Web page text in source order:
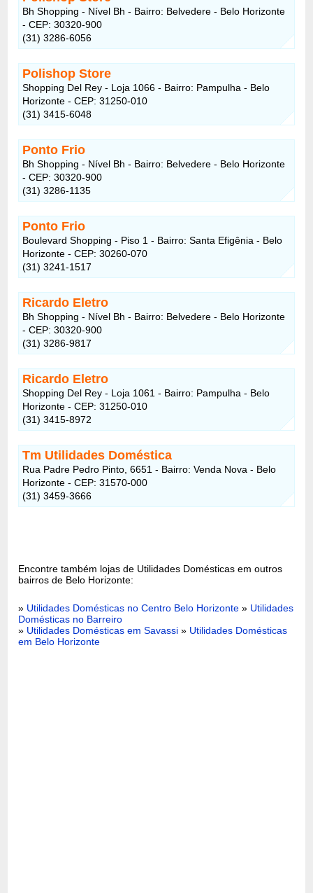
Bh Shopping - Nível Bh - Bairro: Belvedere - Belo Horizonte
- CEP: 30320-900
(31) 3286-6056
Polishop Store
Shopping Del Rey - Loja 1066 - Bairro: Pampulha - Belo
Horizonte - CEP: 31250-010
(31) 3415-6048
Ponto Frio
Bh Shopping - Nível Bh - Bairro: Belvedere - Belo Horizonte
- CEP: 30320-900
(31) 3286-1135
Ponto Frio
Boulevard Shopping - Piso 1 - Bairro: Santa Efigênia - Belo
Horizonte - CEP: 30260-070
(31) 3241-1517
Ricardo Eletro
Bh Shopping - Nível Bh - Bairro: Belvedere - Belo Horizonte
- CEP: 30320-900
(31) 3286-9817
Ricardo Eletro
Shopping Del Rey - Loja 1061 - Bairro: Pampulha - Belo
Horizonte - CEP: 31250-010
(31) 3415-8972
Tm Utilidades Doméstica
Rua Padre Pedro Pinto, 6651 - Bairro: Venda Nova - Belo
Horizonte - CEP: 31570-000
(31) 3459-3666
Encontre também lojas de Utilidades Domésticas em outros
bairros de Belo Horizonte:
» Utilidades Domésticas no Centro Belo Horizonte » Utilidades
Domésticas no Barreiro
» Utilidades Domésticas em Savassi » Utilidades Domésticas
em Belo Horizonte